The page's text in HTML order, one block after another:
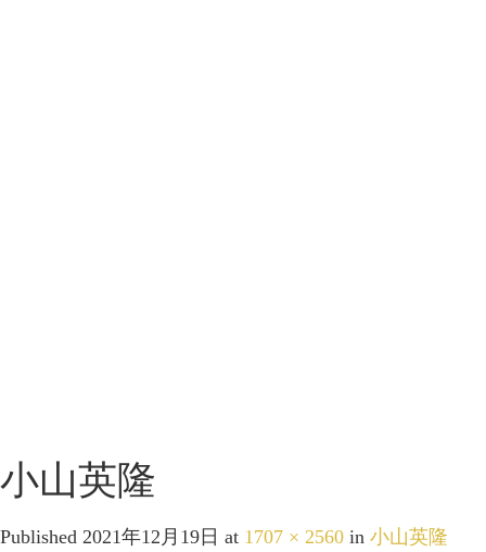
小山英隆
Published 2021年12月19日 at 1707 × 2560 in 小山英隆